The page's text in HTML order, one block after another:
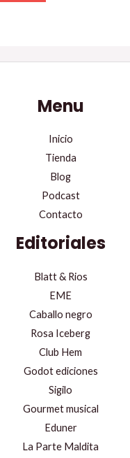
Menu
Inicio
Tienda
Blog
Podcast
Contacto
Editoriales
Blatt & Rios
EME
Caballo negro
Rosa Iceberg
Club Hem
Godot ediciones
Sigilo
Gourmet musical
Eduner
La Parte Maldita